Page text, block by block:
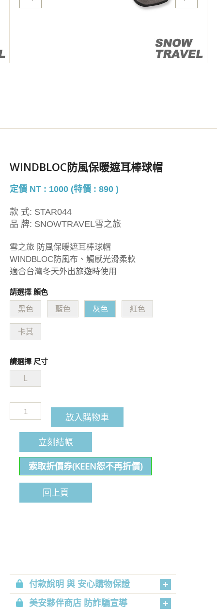
WINDBLOC防風保暖遮耳棒球帽
定價 NT : 1000 (特價 : 890 )
款 式: STAR044
品 牌: SNOWTRAVEL雪之旅
雪之旅 防風保暖遮耳棒球帽
WINDBLOC防風布、觸感光滑柔軟
適合台灣冬天外出旅遊時使用
請選擇 顏色
黑色 藍色 灰色 紅色
卡其
請選擇 尺寸
放入購物車
立刻結帳
索取折價券(KEEN恕不再折價)
回上頁
付款說明 與 安心購物保證
美安夥伴商店 防詐騙宣導